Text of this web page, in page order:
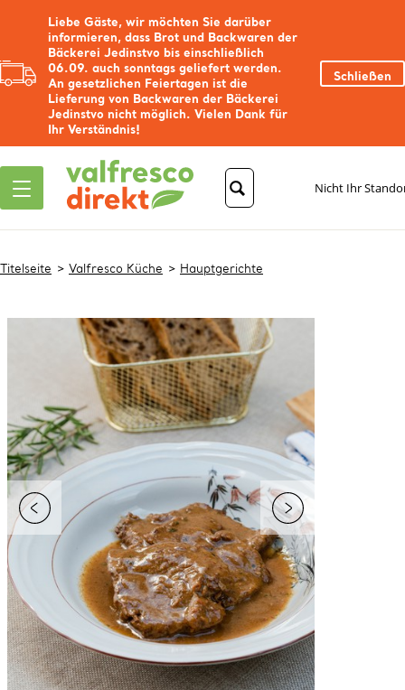
Liebe Gäste, wir möchten Sie darüber
informieren, dass Brot und Backwaren der
Bäckerei Jedinstvo bis einschließlich
06.09. auch sonntags geliefert werden.
An gesetzlichen Feiertagen ist die
Lieferung von Backwaren der Bäckerei
Jedinstvo nicht möglich. Vielen Dank für
Ihr Verständnis!
Schließen
Nicht Ihr
Titelseite Valfresco Küche Hauptgerichte